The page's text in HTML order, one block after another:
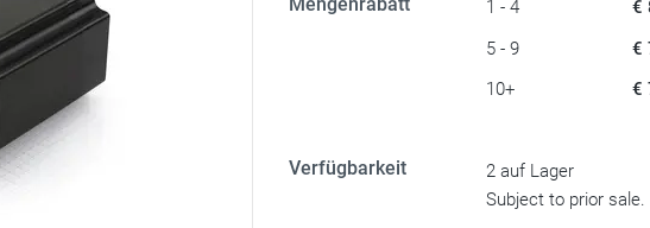
1 - 4
€
5 - 9
€
10+
€
Verfügbarkeit
2 auf Lager
Subject to prior sale.